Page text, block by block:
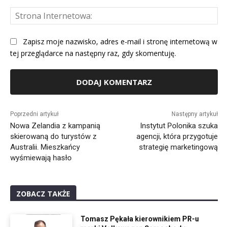
Zapisz moje nazwisko, adres e-mail i stronę internetową w
tej przeglądarce na następny raz, gdy skomentuję.
Poprzedni artykuł
Nowa Zelandia z kampanią
skierowaną do turystów z
Australii. Mieszkańcy
wyśmiewają hasło
Następny artykuł
Instytut Polonika szuka
agencji, która przygotuje
strategię marketingową
ZOBACZ TAKŻE
Tomasz Pękała kierownikiem PR-u